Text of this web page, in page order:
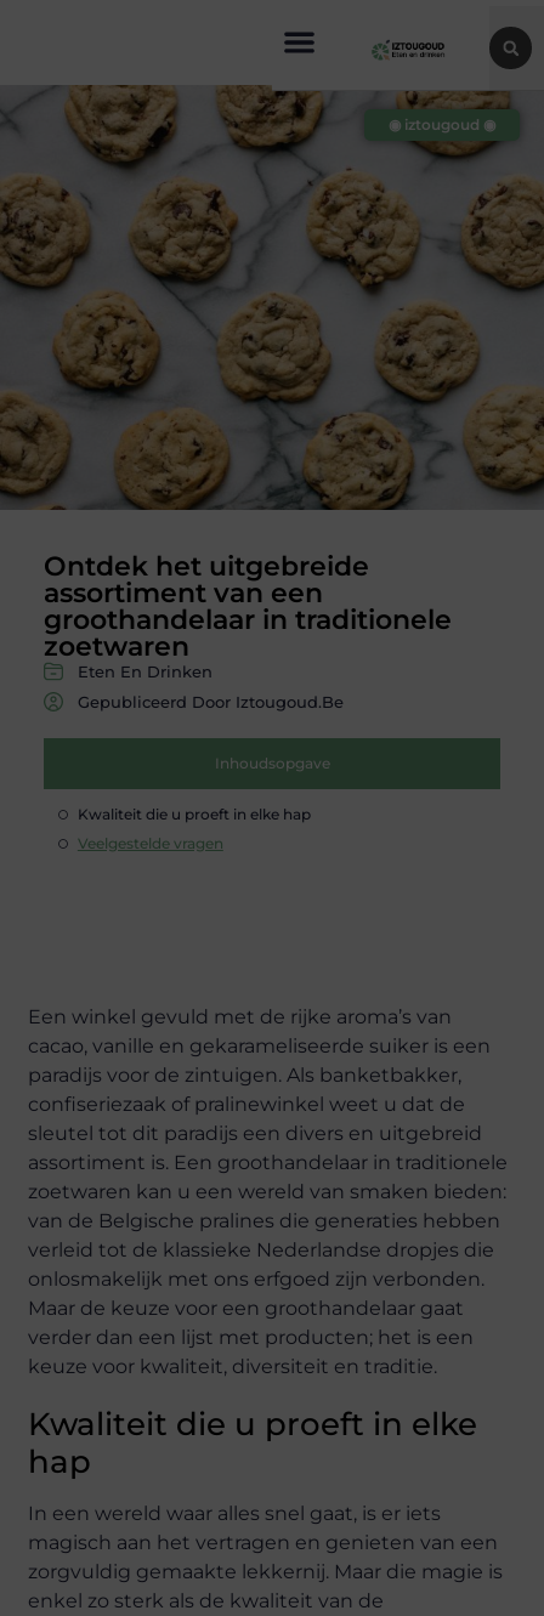
Ontdek het uitgebreide
assortiment van een
groothandelaar in traditionele
zoetwaren
Eten En Drinken
Gepubliceerd Door Iztougoud.be
Inhoudsopgave
Kwaliteit die u proeft in elke hap
Veelgestelde vragen
◉ iztougoud ◉
Een winkel gevuld met de rijke aroma’s van
cacao, vanille en gekarameliseerde suiker is een
paradijs voor de zintuigen. Als banketbakker,
confiseriezaak of pralinewinkel weet u dat de
sleutel tot dit paradijs een divers en uitgebreid
assortiment is. Een groothandelaar in traditionele
zoetwaren kan u een wereld van smaken bieden:
van de Belgische pralines die generaties hebben
verleid tot de klassieke Nederlandse dropjes die
onlosmakelijk met ons erfgoed zijn verbonden.
Maar de keuze voor een groothandelaar gaat
verder dan een lijst met producten; het is een
keuze voor kwaliteit, diversiteit en traditie.
Kwaliteit die u proeft in elke
hap
In een wereld waar alles snel gaat, is er iets
magisch aan het vertragen en genieten van een
zorgvuldig gemaakte lekkernij. Maar die magie is
enkel zo sterk als de kwaliteit van de